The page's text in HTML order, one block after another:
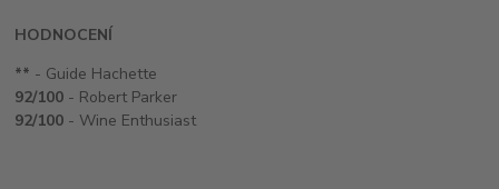
HODNOCENÍ
** - Guide Hachette
92/100 - Robert Parker
92/100 - Wine Enthusiast